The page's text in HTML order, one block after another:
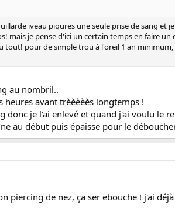
iveau piqures une seule prise de sang et
mais je pense d'ici un certain temps en faire
tout! pour de simple trou à l'oreil 1 an
au nombril..
avant trèèèèès longtemps !
je l'ai enlevé et quand j'ai voulu le
au début puis épaisse pour le
piercing de nez, ça ser ebouche ! j'ai